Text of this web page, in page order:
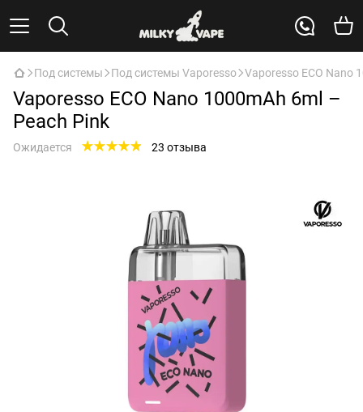
Под системы Под системы Vaporesso Vaporesso ECO Nano
Vaporesso ECO Nano 1000mAh 6ml –
Peach Pink
Ожидается 23 отзыва